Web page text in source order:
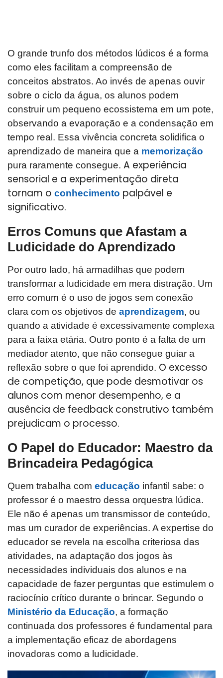
O grande trunfo dos métodos lúdicos é a forma
como eles facilitam a compreensão de
conceitos abstratos. Ao invés de apenas ouvir
sobre o ciclo da água, os alunos podem
construir um pequeno ecossistema em um pote,
observando a evaporação e a condensação em
tempo real. Essa vivência concreta solidifica o
aprendizado de maneira que a memorização
pura raramente consegue. A experiência
sensorial e a experimentação direta
tornam o conhecimento palpável e
significativo.
Erros Comuns que Afastam a
Ludicidade do Aprendizado
Por outro lado, há armadilhas que podem
transformar a ludicidade em mera distração. Um
erro comum é o uso de jogos sem conexão
clara com os objetivos de aprendizagem, ou
quando a atividade é excessivamente complexa
para a faixa etária. Outro ponto é a falta de um
mediador atento, que não consegue guiar a
reflexão sobre o que foi aprendido. O excesso
de competição, que pode desmotivar os
alunos com menor desempenho, e a
ausência de feedback construtivo também
prejudicam o processo.
O Papel do Educador: Maestro da
Brincadeira Pedagógica
Quem trabalha com educação infantil sabe: o
professor é o maestro dessa orquestra lúdica.
Ele não é apenas um transmissor de conteúdo,
mas um curador de experiências. A expertise do
educador se revela na escolha criteriosa das
atividades, na adaptação dos jogos às
necessidades individuais dos alunos e na
capacidade de fazer perguntas que estimulem o
raciocínio crítico durante o brincar. Segundo o
Ministério da Educação, a formação
continuada dos professores é fundamental para
a implementação eficaz de abordagens
inovadoras como a ludicidade.